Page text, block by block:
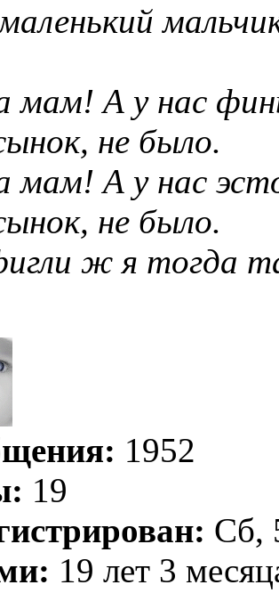
мам! А у нас
не было.
мам! А у нас
не было.
ж я тогда
1952
19
Сб,
19 лет 3